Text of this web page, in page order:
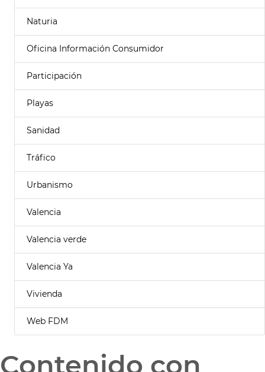
Naturia
Oficina Información Consumidor
Participación
Playas
Sanidad
Tráfico
Urbanismo
Valencia
Valencia verde
Valencia Ya
Vivienda
Web FDM
Contenido con